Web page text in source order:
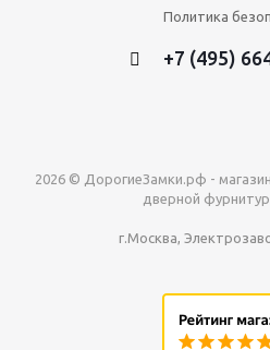
Политика
+7 (495)
2026 © ДорогиеЗамки.рф -
дверной
г.Москва,